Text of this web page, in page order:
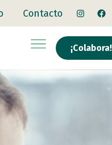
Contacto
¡Colabora!